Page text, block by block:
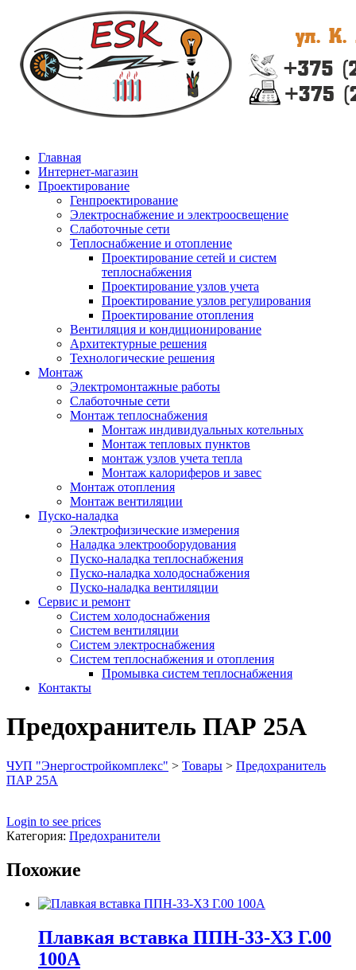
Главная
Интернет-магазин
Проектирование
Генпроектирование
Электроснабжение и электроосвещение
Слаботочные сети
Теплоснабжение и отопление
Проектирование сетей и систем
теплоснабжения
Проектирование узлов учета
Проектирование узлов регулирования
Проектирование отопления
Вентиляция и кондиционирование
Архитектурные решения
Технологические решения
Монтаж
Электромонтажные работы
Слаботочные сети
Монтаж теплоснабжения
Монтаж индивидуальных котельных
Монтаж тепловых пунктов
монтаж узлов учета тепла
Монтаж калориферов и завес
Монтаж отопления
Монтаж вентиляции
Пуско-наладка
Электрофизические измерения
Наладка электрооборудования
Пуско-наладка теплоснабжения
Пуско-наладка холодоснабжения
Пуско-наладка вентиляции
Сервис и ремонт
Систем холодоснабжения
Систем вентиляции
Систем электроснабжения
Систем теплоснабжения и отопления
Промывка систем теплоснабжения
Контакты
Предохранитель ПАР 25А
ЧУП "Энергостройкомплекс" > Товары > Предохранитель
ПАР 25А
Login to see prices
Категория: Предохранители
Похожие
Плавкая вставка ППН-33-ХЗ Г.00
100А